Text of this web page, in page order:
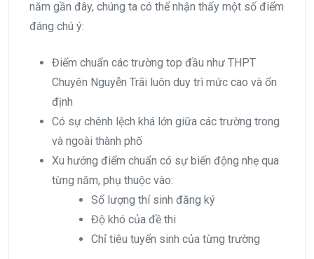
năm gần đây, chúng ta có thể nhận thấy một số điểm
đáng chú ý:
Điểm chuẩn các trường top đầu như THPT
Chuyên Nguyễn Trãi luôn duy trì mức cao và ổn
định
Có sự chênh lệch khá lớn giữa các trường trong
và ngoài thành phố
Xu hướng điểm chuẩn có sự biến động nhẹ qua
từng năm, phụ thuộc vào:
Số lượng thí sinh đăng ký
Độ khó của đề thi
Chỉ tiêu tuyển sinh của từng trường